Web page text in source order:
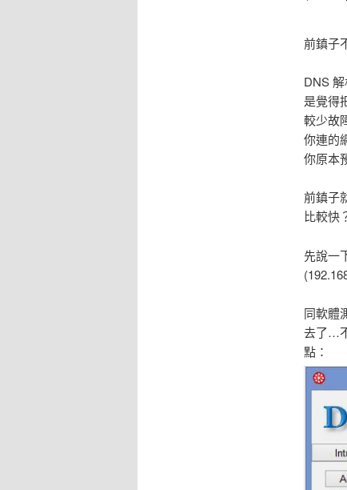
前鎮子
DNS
是覺得
較少故
你連的
你原本
前鎮子
比較快
先說一
同軟體
去了…
點：